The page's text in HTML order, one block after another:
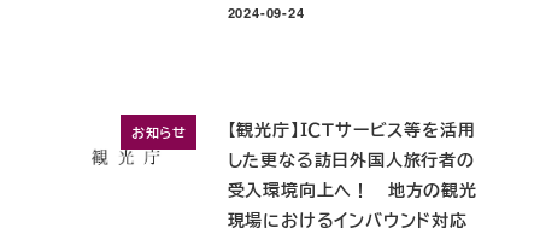
投稿日
2024-09-24
お知らせ
【観光庁】ＩＣＴサービス等を活用
した更なる訪日外国人旅行者の
受入環境向上へ！ 地方の観光
現場におけるインバウンド対応